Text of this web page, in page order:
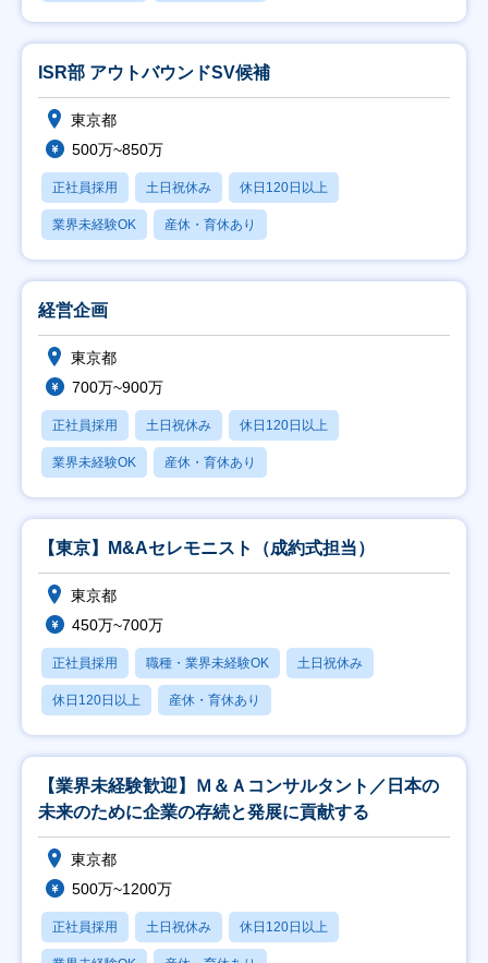
ISR部 アウトバウンドSV候補
東京都
500万~850万
正社員採用 土日祝休み 休日120日以上
業界未経験OK 産休・育休あり
経営企画
東京都
700万~900万
正社員採用 土日祝休み 休日120日以上
業界未経験OK 産休・育休あり
【東京】M&Aセレモニスト（成約式担当）
東京都
450万~700万
正社員採用 職種・業界未経験OK 土日祝休み
休日120日以上 産休・育休あり
【業界未経験歓迎】Ｍ＆Ａコンサルタント／日本の
未来のために企業の存続と発展に貢献する
東京都
500万~1200万
正社員採用 土日祝休み 休日120日以上